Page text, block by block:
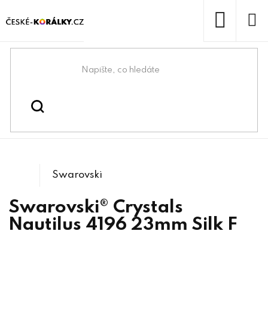
na
Domů
Swarovski® & lůžka
Tvarové kameny /
Swarovski® Crystals
Nautilus 4196 23mm Silk F
Swarovski